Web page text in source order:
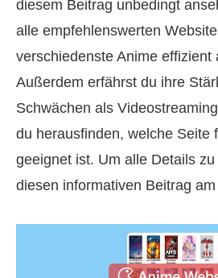
diesem Beitrag unbedingt
alle empfehlenswerten
verschiedenste Anime effizient
Außerdem erfährst du ihre
Schwächen als
du herausfinden, welche Seite
geeignet ist. Um alle Details
diesen informativen Beitrag